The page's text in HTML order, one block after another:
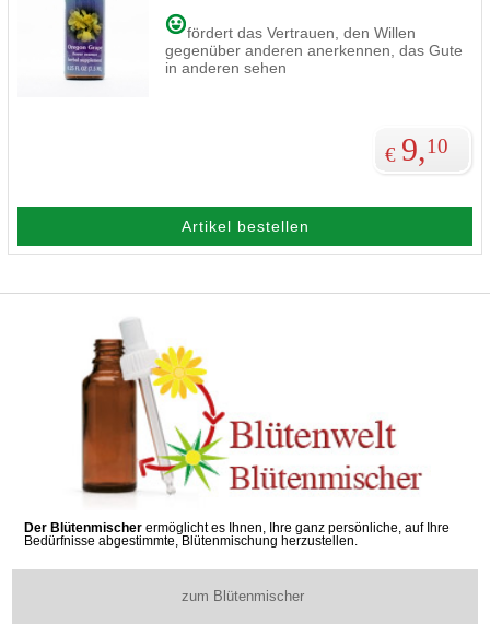
fördert das Vertrauen, den Willen
gegenüber anderen anerkennen, das Gute
in anderen sehen
€ 9,10
Artikel bestellen
Der Blütenmischer ermöglicht es Ihnen, Ihre ganz persönliche, auf Ihre
Bedürfnisse abgestimmte, Blütenmischung herzustellen.
zum Blütenmischer